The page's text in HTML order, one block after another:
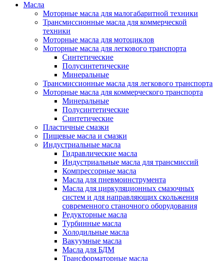
Масла
Моторные масла для малогабаритной техники
Трансмиссионные масла для коммерческой
техники
Моторные масла для мотоциклов
Моторные масла для легкового транспорта
Синтетические
Полусинтетические
Минеральные
Трансмиссионные масла для легкового транспорта
Моторные масла для коммерческого транспорта
Минеральные
Полусинтетические
Синтетические
Пластичные смазки
Пищевые масла и смазки
Индустриальные масла
Гидравлические масла
Индустриальные масла для трансмиссий
Компрессорные масла
Масла для пневмоинструмента
Масла для циркуляционных смазочных
систем и для направляющих скольжения
современного станочного оборудования
Редукторные масла
Турбинные масла
Холодильные масла
Вакуумные масла
Масла для БДМ
Трансформаторные масла